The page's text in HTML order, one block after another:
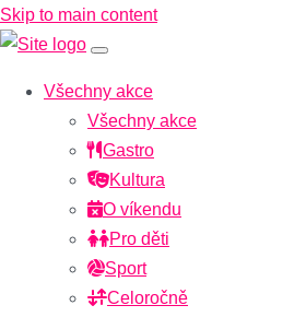
Skip to main content
Všechny akce
Všechny akce
Gastro
Kultura
O víkendu
Pro děti
Sport
Celoročně